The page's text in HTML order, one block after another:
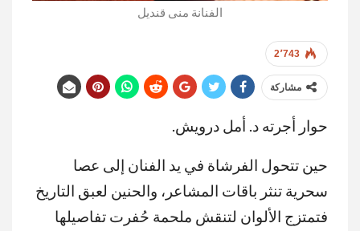
الفنانة منى قنديل
2٬743
مشاركة
حوار أجرته د. أمل درويش.
حين تتحول الفرشاة في يد الفنان إلى عصا
سحرية تنثر باقات المشاعر، والحنين لعبق التاريخ
فتمتزج الألوان لتنقش ملحمة حُفرت تفاصيلها